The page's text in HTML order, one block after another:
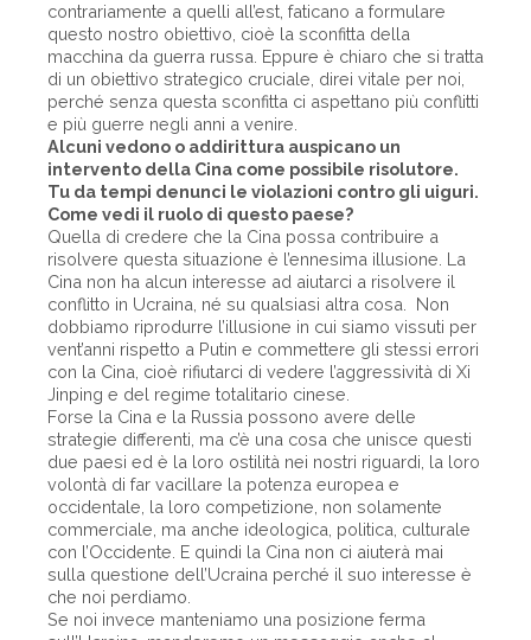
contrariamente a quelli all’est, faticano a formulare
questo nostro obiettivo, cioè la sconfitta della
macchina da guerra russa. Eppure è chiaro che si tratta
di un obiettivo strategico cruciale, direi vitale per noi,
perché senza questa sconfitta ci aspettano più conflitti
e più guerre negli anni a venire.
Alcuni vedono o addirittura auspicano un
intervento della Cina come possibile risolutore.
Tu da tempi denunci le violazioni contro gli uiguri.
Come vedi il ruolo di questo paese?
Quella di credere che la Cina possa contribuire a
risolvere questa situazione è l’ennesima illusione. La
Cina non ha alcun interesse ad aiutarci a risolvere il
conflitto in Ucraina, né su qualsiasi altra cosa. Non
dobbiamo riprodurre l’illusione in cui siamo vissuti per
vent’anni rispetto a Putin e commettere gli stessi errori
con la Cina, cioè rifiutarci di vedere l’aggressività di Xi
Jinping e del regime totalitario cinese.
Forse la Cina e la Russia possono avere delle
strategie differenti, ma c’è una cosa che unisce questi
due paesi ed è la loro ostilità nei nostri riguardi, la loro
volontà di far vacillare la potenza europea e
occidentale, la loro competizione, non solamente
commerciale, ma anche ideologica, politica, culturale
con l’Occidente. E quindi la Cina non ci aiuterà mai
sulla questione dell’Ucraina perché il suo interesse è
che noi perdiamo.
Se noi invece manteniamo una posizione ferma